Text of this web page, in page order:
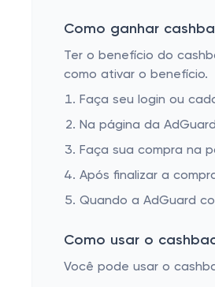
Como ganhar
Ter o benefício do
como ativar o benefício.
Faça seu login ou
Na página da
Faça sua compra na
Após finalizar a
Quando a AdGuard
Como usar o
Você pode usar o